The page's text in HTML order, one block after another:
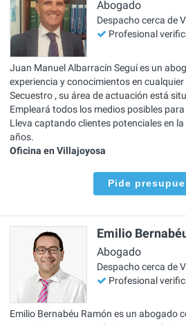
Abogado
Despacho cerca de
Profesional
Juan Manuel Albarracín Seguí es un
experiencia y conocimientos en
Secuestro , su área de actuación está
Empleará todos los medios posibles
Lleva captando clientes potenciales en
años.
Oficina en Villajoyosa
Pide
Emilio
Abogado
Despacho cerca de
Profesional
Emilio Bernabéu Ramón es un abogado